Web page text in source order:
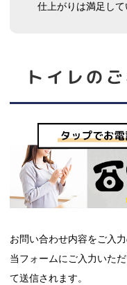
仕上がりは満足して
トイレ の
お問い合わせ内容をご入
当フォームにご入力いた
て送信されます。